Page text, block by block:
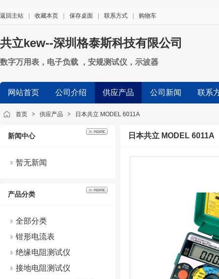
返回主站 收藏本页 保存桌面 联系方式 购物车
共立kew--深圳格泰斯科技有限公司
数字万用表，电子负载 ，安规测试仪，示波器
网站首页 公司介绍 供应产品 公司新闻 联系
首页 > 供应产品 > 日本共立 MODEL 6011A
新闻中心
暂无新闻
产品分类
全部分类
钳形电流表
绝缘电阻测试仪
接地电阻测试仪
日本共立 MODEL 6011A